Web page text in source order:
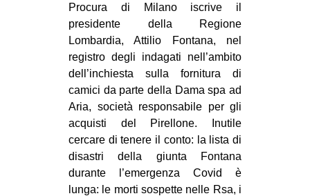
SPAZI
SPORT POPOLARE
MOVIMENTI
AMBIENTE
ANTIFASCISMO
DIRITTO ALL’ABITARE
GENERI
MIGRAZIONI
Procura di Milano iscrive il
presidente della Regione
Lombardia, Attilio Fontana, nel
registro degli indagati nell’ambito
dell’inchiesta sulla fornitura di
camici da parte della Dama spa ad
Aria, società responsabile per gli
acquisti del Pirellone. Inutile
cercare di tenere il conto: la lista di
disastri della giunta Fontana
durante l’emergenza Covid è
lunga: le morti sospette nelle Rsa, i